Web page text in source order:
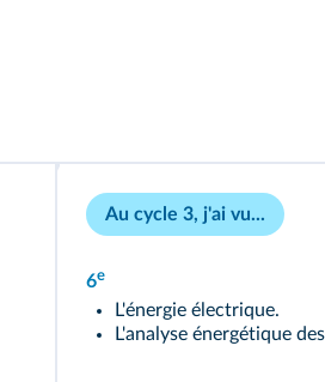
Au cycle 3, j'ai vu...
6e
L'énergie électrique.
L'analyse énergétique